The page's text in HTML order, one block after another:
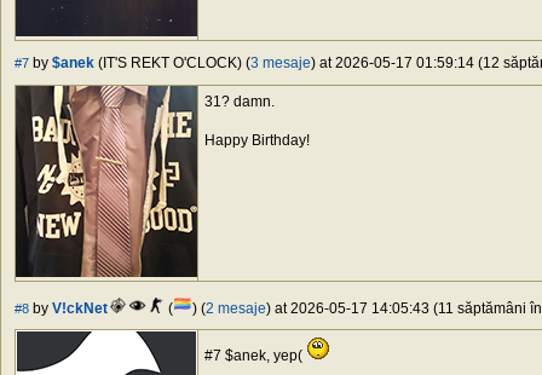
#7 by $anek (IT'S REKT O'CLOCK) (3 mesaje) at 2026-05-17 01:59:14 (12
31? damn.
Happy Birthday!
#8 by V!ckNet ( ) (2 mesaje) at 2026-05-17 14:05:43 (11 săptămâni
#7 $anek, yep(